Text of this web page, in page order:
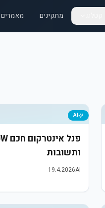
מתקינים מאמרים
AI
ותשובות
AI
19.4.2026